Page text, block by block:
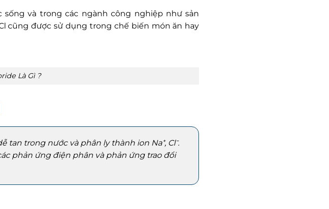
và trong các ngành công nghiệp như sản
cũng được sử dụng trong chế biến món ăn hay
Là Gì ?
trong nước và phân ly thành ion Na⁺, Cl⁻.
phản ứng điện phân và phản ứng trao đổi